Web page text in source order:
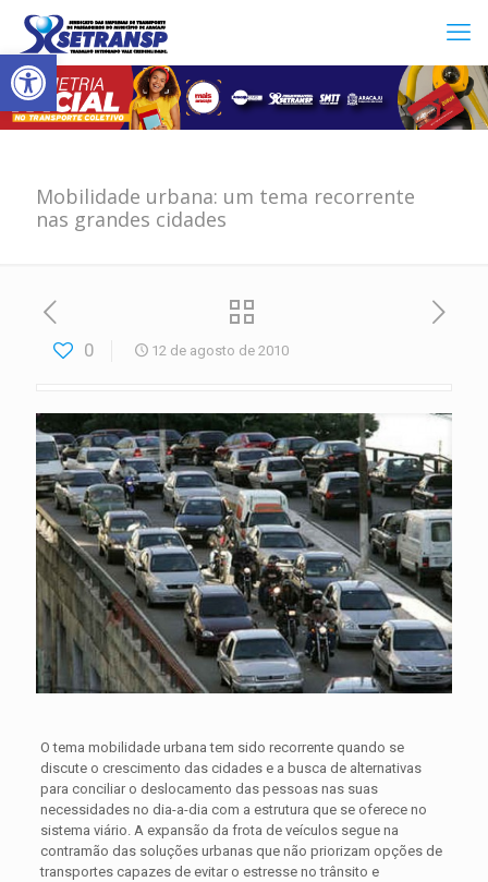
Abrir a barra de ferramentas
Mobilidade urbana: um tema recorrente
nas grandes cidades
0 12 de agosto de 2010
O tema mobilidade urbana tem sido recorrente quando se
discute o crescimento das cidades e a busca de alternativas
para conciliar o deslocamento das pessoas nas suas
necessidades no dia-a-dia com a estrutura que se oferece no
sistema viário. A expansão da frota de veículos segue na
contramão das soluções urbanas que não priorizam opções de
transportes capazes de evitar o estresse no trânsito e